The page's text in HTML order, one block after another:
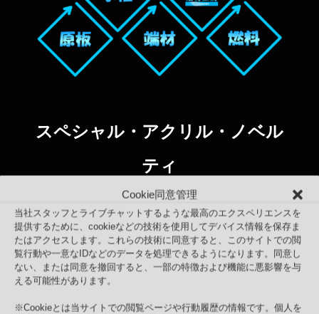
Cookie同意管理
当社スタッフとライブチャットするような最高のエクスペリエンスを
提供するために、cookieなどの技術を使用してデバイス情報を保存ま
たはアクセスします。これらの技術に同意すると、このサイトでの閲
覧行動や一意なIDなどのデータを処理できるようになります。同意し
ない、または同意を撤回すると、一部の特徴および機能に悪影響を与
える可能性があります。
※Cookieとは当サイトでの閲覧ページや行動履歴の情報です。個人を
スペシャル・アクリル・ノベル
ティ